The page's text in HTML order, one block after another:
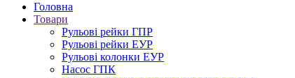
Головна
Товари
Рульові рейки ГПР
Рульові рейки ЕУР
Рульові колонки ЕУР
Насос ГПК